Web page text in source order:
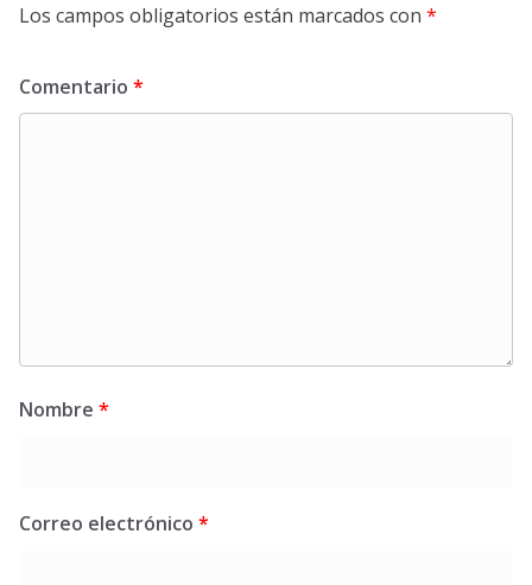
Los campos obligatorios están marcados con *
Comentario *
Nombre *
Correo electrónico *